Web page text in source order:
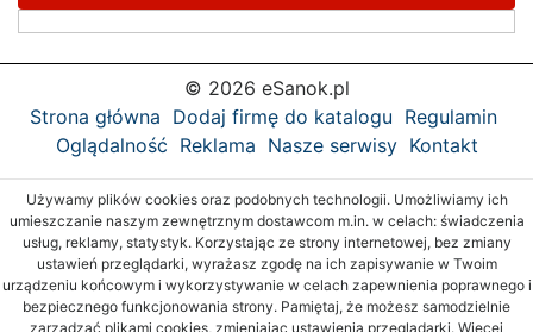
© 2026 eSanok.pl
Strona główna Dodaj firmę do katalogu Regulamin
Oglądalność Reklama Nasze serwisy Kontakt
Używamy plików cookies oraz podobnych technologii. Umożliwiamy ich
umieszczanie naszym zewnętrznym dostawcom m.in. w celach: świadczenia
usług, reklamy, statystyk. Korzystając ze strony internetowej, bez zmiany
ustawień przeglądarki, wyrażasz zgodę na ich zapisywanie w Twoim
urządzeniu końcowym i wykorzystywanie w celach zapewnienia poprawnego i
bezpiecznego funkcjonowania strony. Pamiętaj, że możesz samodzielnie
zarządzać plikami cookies, zmieniając ustawienia przeglądarki. Więcej